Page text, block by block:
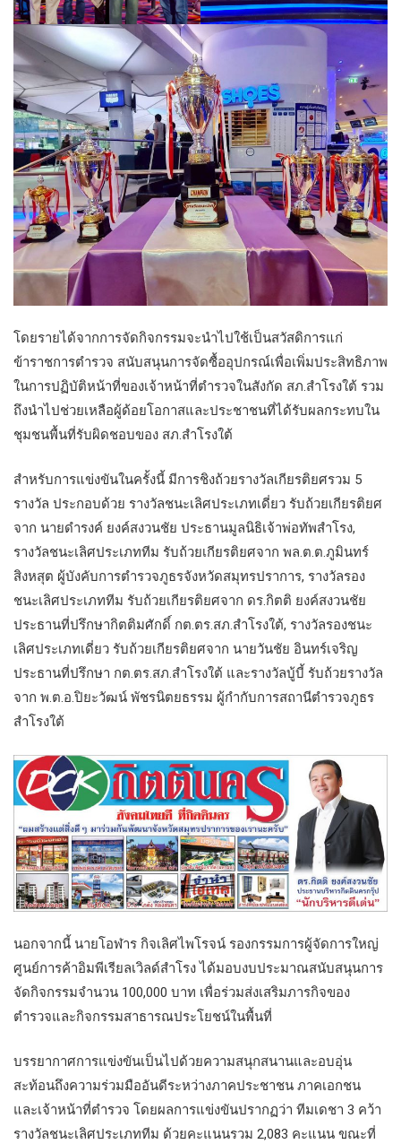
โดยรายได้จากการจัดกิจกรรมจะนำไปใช้เป็นสวัสดิการแก่
ข้าราชการตำรวจ สนับสนุนการจัดซื้ออุปกรณ์เพื่อเพิ่มประสิทธิภาพ
ในการปฏิบัติหน้าที่ของเจ้าหน้าที่ตำรวจในสังกัด สภ.สำโรงใต้ รวม
ถึงนำไปช่วยเหลือผู้ด้อยโอกาสและประชาชนที่ได้รับผลกระทบใน
ชุมชนพื้นที่รับผิดชอบของ สภ.สำโรงใต้
สำหรับการแข่งขันในครั้งนี้ มีการชิงถ้วยรางวัลเกียรติยศรวม 5
รางวัล ประกอบด้วย รางวัลชนะเลิศประเภทเดี่ยว รับถ้วยเกียรติยศ
จาก นายดำรงค์ ยงค์สงวนชัย ประธานมูลนิธิเจ้าพ่อทัพสำโรง,
รางวัลชนะเลิศประเภททีม รับถ้วยเกียรติยศจาก พล.ต.ต.ภูมินทร์
สิงหสุต ผู้บังคับการตำรวจภูธรจังหวัดสมุทรปราการ, รางวัลรอง
ชนะเลิศประเภททีม รับถ้วยเกียรติยศจาก ดร.กิตติ ยงค์สงวนชัย
ประธานที่ปรึกษากิตติมศักดิ์ กต.ตร.สภ.สำโรงใต้, รางวัลรองชนะ
เลิศประเภทเดี่ยว รับถ้วยเกียรติยศจาก นายวันชัย อินทร์เจริญ
ประธานที่ปรึกษา กต.ตร.สภ.สำโรงใต้ และรางวัลบู้บี้ รับถ้วยรางวัล
จาก พ.ต.อ.ปิยะวัฒน์ พัชรนิตยธรรม ผู้กำกับการสถานีตำรวจภูธร
สำโรงใต้
นอกจากนี้ นายโอฬาร กิจเลิศไพโรจน์ รองกรรมการผู้จัดการใหญ่
ศูนย์การค้าอิมพีเรียลเวิลด์สำโรง ได้มอบงบประมาณสนับสนุนการ
จัดกิจกรรมจำนวน 100,000 บาท เพื่อร่วมส่งเสริมภารกิจของ
ตำรวจและกิจกรรมสาธารณประโยชน์ในพื้นที่
บรรยากาศการแข่งขันเป็นไปด้วยความสนุกสนานและอบอุ่น
สะท้อนถึงความร่วมมืออันดีระหว่างภาคประชาชน ภาคเอกชน
และเจ้าหน้าที่ตำรวจ โดยผลการแข่งขันปรากฏว่า ทีมเดชา 3 คว้า
รางวัลชนะเลิศประเภททีม ด้วยคะแนนรวม 2,083 คะแนน ขณะที่